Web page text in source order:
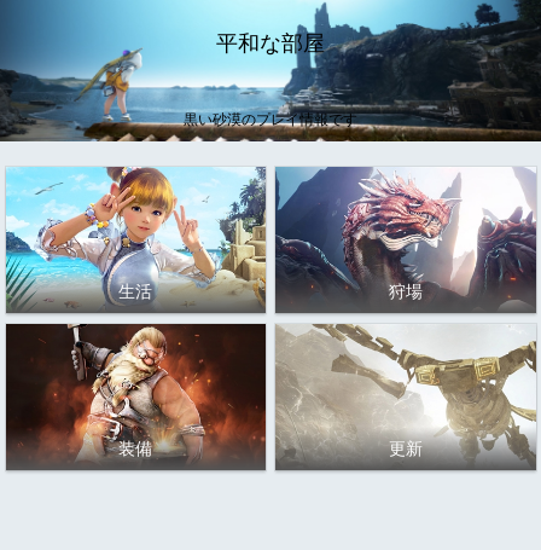
平和な部屋
黒い砂漠のプレイ情報です
生活 狩場
装備 更新